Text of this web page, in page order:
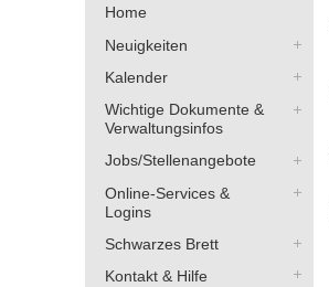
Home
Neuigkeiten
Kalender
Wichtige Dokumente &
Verwaltungsinfos
Jobs/Stellenangebote
Online-Services &
Logins
Schwarzes Brett
Kontakt & Hilfe